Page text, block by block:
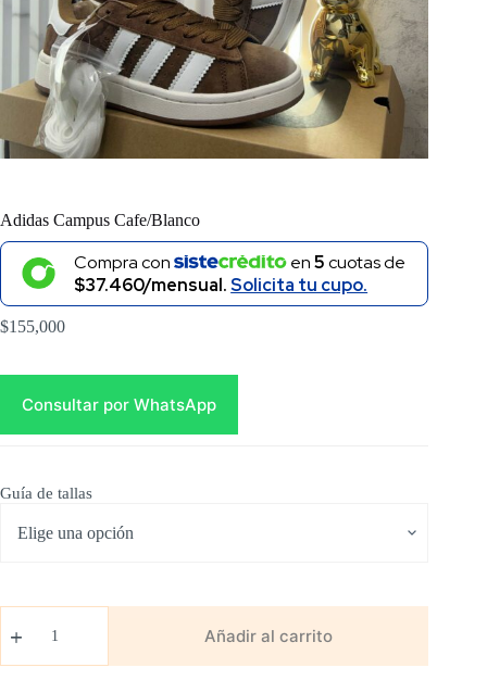
Adidas Campus Cafe/Blanco
Compra con en5cuotas de
$37.460/mensual.Solicita tu cupo.
$155,000
Consultar por WhatsApp
Guía de tallas
Campus
cantidad
Añadir al carrito